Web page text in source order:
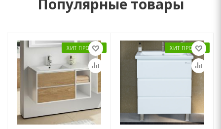
Популярные товары
ХИТ ПРОДАЖ ХИТ ПРОДАЖ